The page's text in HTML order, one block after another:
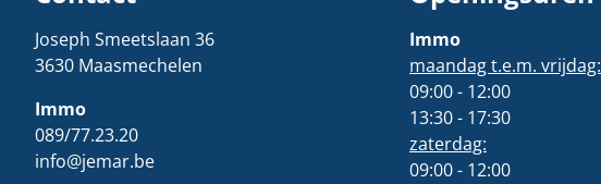
Joseph Smeetslaan 36
3630 Maasmechelen
Immo
089/77.23.20
info@jemar.be
Immo
maandag t.e.m. vrijdag:
09:00 - 12:00
13:30 - 17:30
zaterdag:
09:00 - 12:00